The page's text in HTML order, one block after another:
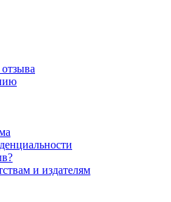
и издателям